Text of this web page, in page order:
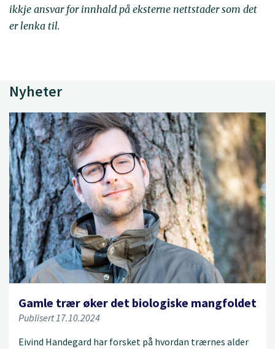
ikkje ansvar for innhald på eksterne nettstader som det
er lenka til.
Nyheter
Gamle trær øker det biologiske mangfoldet
Publisert 17.10.2024
Eivind Handegard har forsket på hvordan trærnes alder